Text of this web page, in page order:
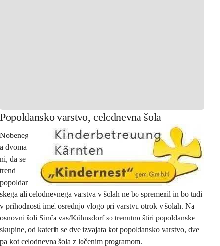
Popoldansko varstvo, celodnevna šola
Nobeneg
a dvoma
ni, da se
trend
popoldan
skega ali celodnevnega varstva v šolah ne bo spremenil in bo tudi
v prihodnosti imel osrednjo vlogo pri varstvu otrok v šolah. Na
osnovni šoli Sinča vas/Kühnsdorf so trenutno štiri popoldanske
skupine, od katerih se dve izvajata kot popoldansko varstvo, dve
pa kot celodnevna šola z ločenim programom.